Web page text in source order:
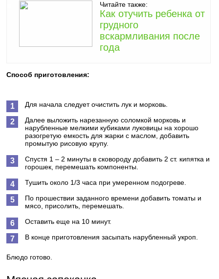
Читайте также:
Как отучить ребенка от
грудного
вскармливания после
года
Способ приготовления:
Для начала следует очистить лук и морковь.
Далее выложить нарезанную соломкой морковь и
нарубленные мелкими кубиками луковицы на хорошо
разогретую емкость для жарки с маслом, добавить
промытую рисовую крупу.
Спустя 1 – 2 минуты в сковороду добавить 2 ст. кипятка и
горошек, перемешать компоненты.
Тушить около 1/3 часа при умеренном подогреве.
По прошествии заданного времени добавить томаты и
мясо, присолить, перемешать.
Оставить еще на 10 минут.
В конце приготовления засыпать нарубленный укроп.
Блюдо готово.